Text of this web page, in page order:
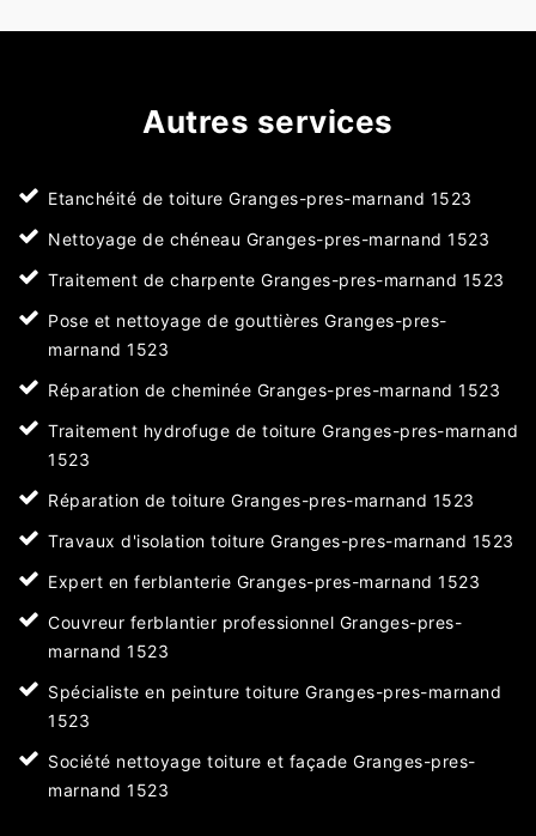
Autres services
Etanchéité de toiture Granges-pres-marnand 1523
Nettoyage de chéneau Granges-pres-marnand 1523
Traitement de charpente Granges-pres-marnand 1523
Pose et nettoyage de gouttières Granges-pres-
marnand 1523
Réparation de cheminée Granges-pres-marnand 1523
Traitement hydrofuge de toiture Granges-pres-marnand
1523
Réparation de toiture Granges-pres-marnand 1523
Travaux d'isolation toiture Granges-pres-marnand 1523
Expert en ferblanterie Granges-pres-marnand 1523
Couvreur ferblantier professionnel Granges-pres-
marnand 1523
Spécialiste en peinture toiture Granges-pres-marnand
1523
Société nettoyage toiture et façade Granges-pres-
marnand 1523